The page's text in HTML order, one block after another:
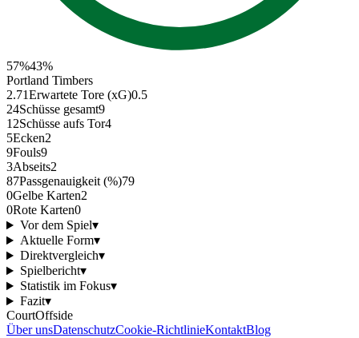
57%43%
Portland Timbers
2.71Erwartete Tore (xG)0.5
24Schüsse gesamt9
12Schüsse aufs Tor4
5Ecken2
9Fouls9
3Abseits2
87Passgenauigkeit (%)79
0Gelbe Karten2
0Rote Karten0
Vor dem Spiel▾
Aktuelle Form▾
Direktvergleich▾
Spielbericht▾
Statistik im Fokus▾
Fazit▾
CourtOffside
Über unsDatenschutzCookie-RichtlinieKontaktBlog